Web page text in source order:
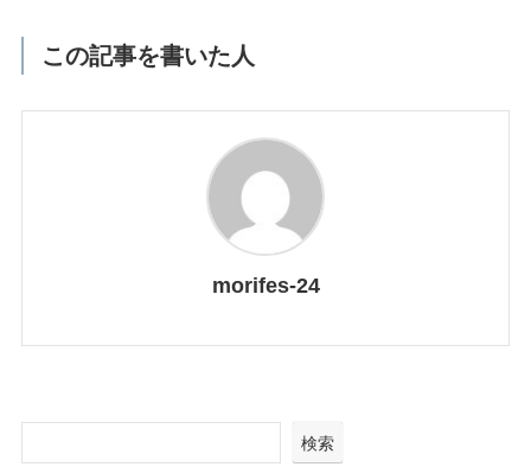
この記事を書いた人
morifes-24
検索